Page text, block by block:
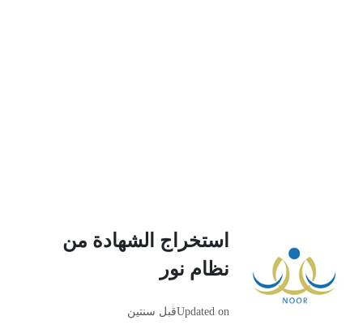
استخراج الشهادة من
نظام نور
Updated onقبل سنتين